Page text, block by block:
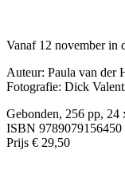
Vanaf 12 november in
Auteur: Paula van der
Fotografie: Dick
Gebonden, 256 pp, 24
ISBN 9789079156450
Prijs € 29,50